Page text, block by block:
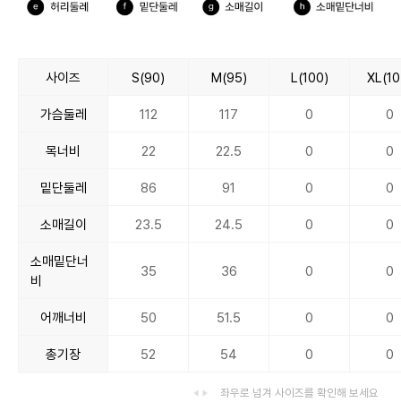
사이즈 S(90) M(95) L(100)
가슴둘레 112 117 0 0
목너비 22 22.5 0 0
밑단둘레 86 91 0 0
소매길이 23.5 24.5 0 0
소매밑단너
비
35 36 0 0
어깨너비 50 51.5 0 0
총기장 52 54 0 0
좌우로 넘겨 사이즈를 확인해 보세요